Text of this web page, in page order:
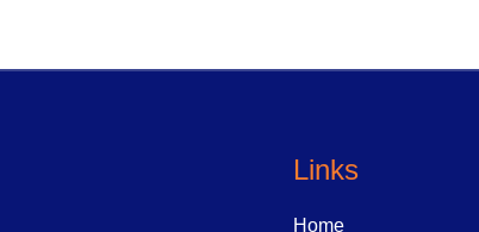
Links
Home